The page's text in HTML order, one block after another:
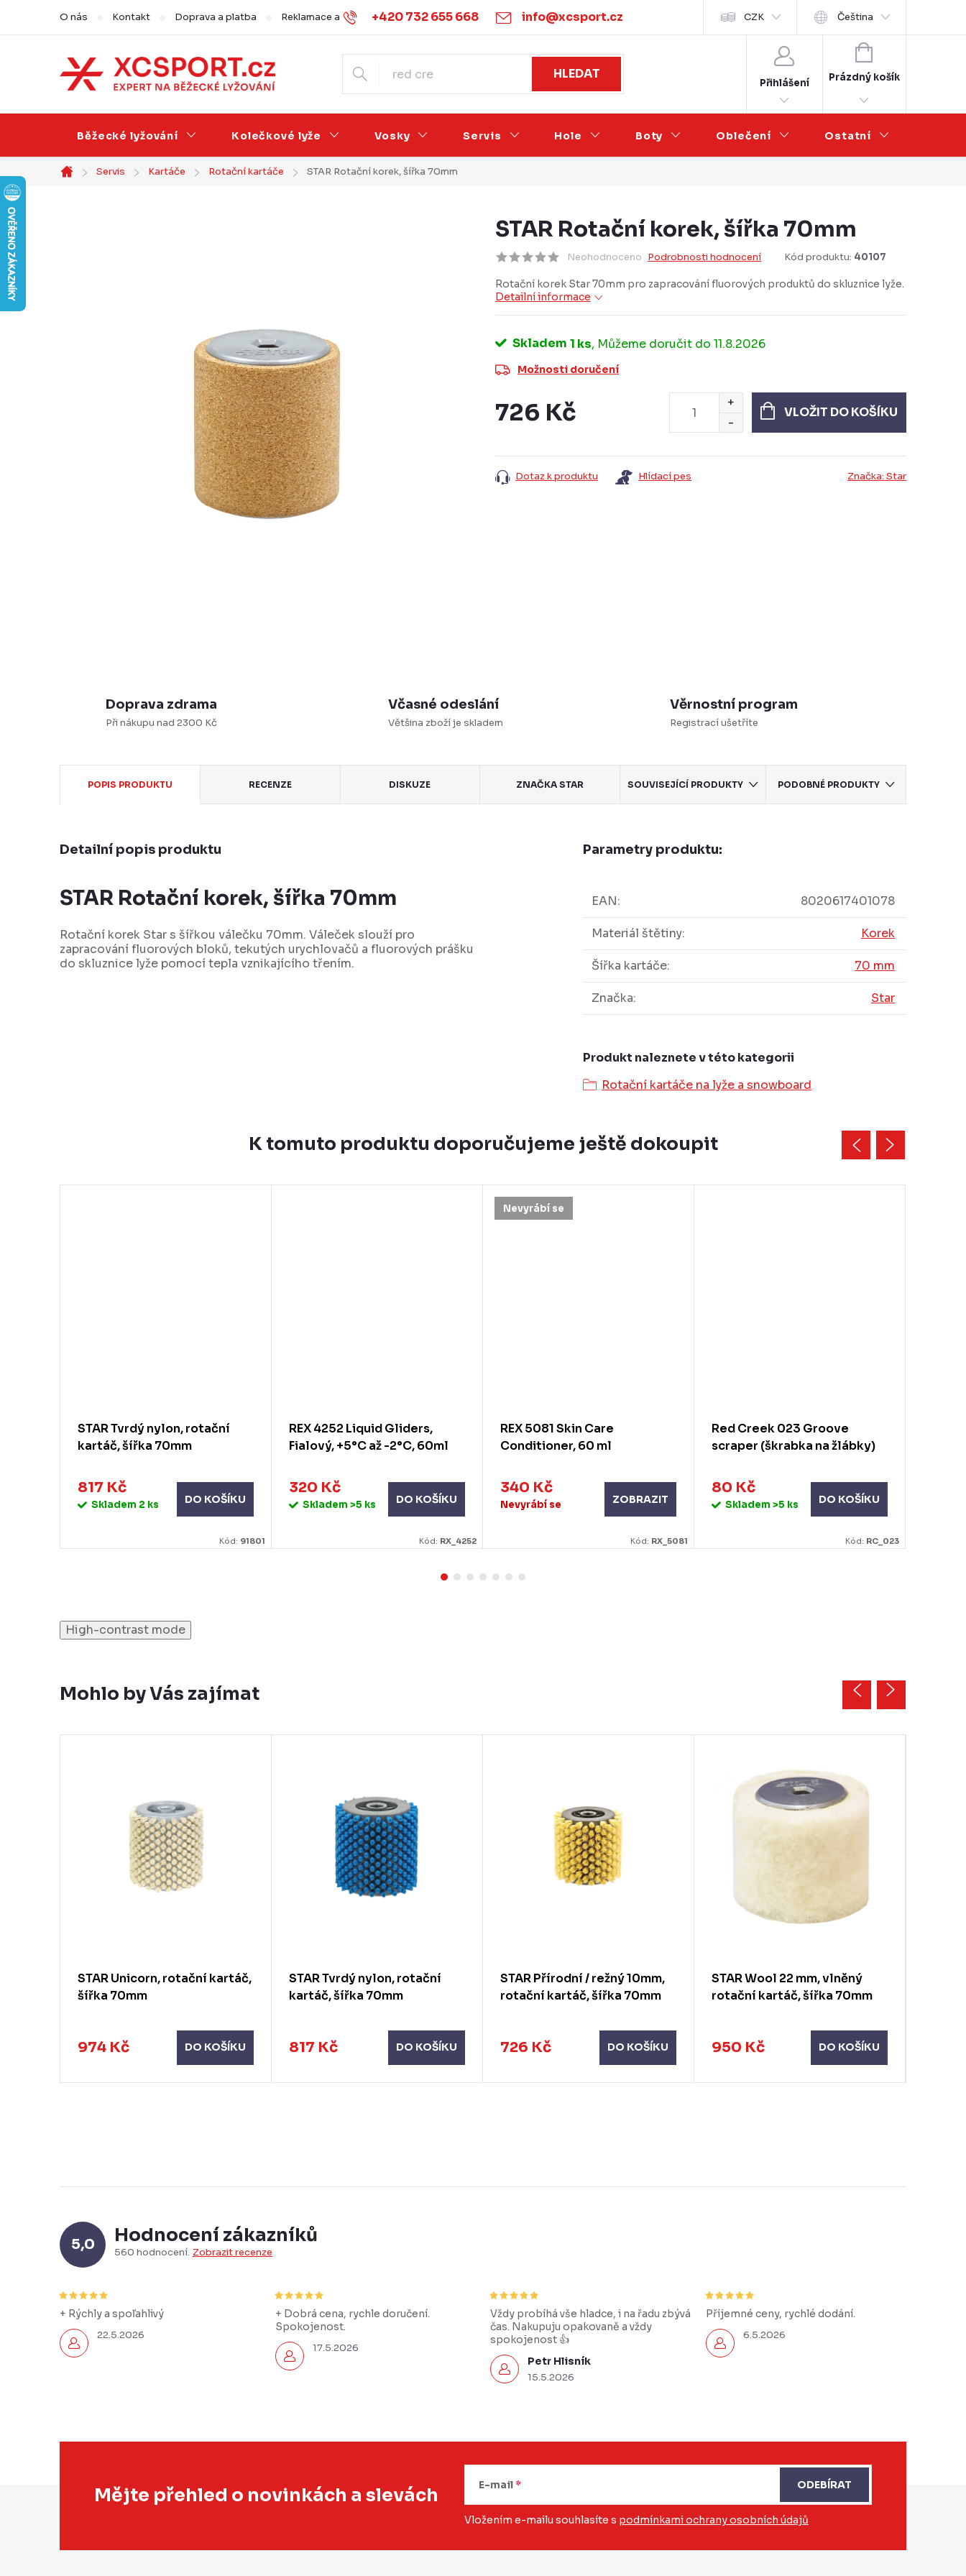
obsah
+420 732 655 668 info@xcsport.cz
O nás Kontakt Doprava a platba Reklamace a vrácení Obchodní podmínky Ochrana osobních údajů Velkoobchod CZK Čeština
HLEDAT
Přihlášení
NÁKUPNÍ
KOŠÍK
Prázdný košík
Běžecké lyžování Kolečkové lyže Vosky Servis Hole Boty Oblečení Ostatní
Domů
Servis Kartáče Rotační kartáče STAR Rotační korek, šířka 70mm
STAR Rotační korek, šířka 70mm
Neohodnoceno Podrobnosti hodnocení Kód produktu: 40107
Rotační korek Star 70mm pro zapracování fluorových produktů do skluznice lyže.
Detailní informace
Skladem 1 ks 11.8.2026
Možnosti doručení
726 Kč VLOŽIT DO KOŠÍKU
Dotaz k produktu Hlídací pes Značka: Star
Doprava zdrama
Při nákupu nad 2300 Kč
Včasné odeslání
Většina zboží je skladem
Věrnostní program
Registrací ušetříte
POPIS PRODUKTU RECENZE DISKUZE ZNAČKA STAR SOUVISEJÍCÍ PRODUKTY PODOBNÉ PRODUKTY
Detailní popis produktu
STAR Rotační korek, šířka 70mm
Rotační korek Star s šířkou válečku 70mm. Váleček slouží pro
zapracování fluorových bloků, tekutých urychlovačů a fluorových prášku
do skluznice lyže pomocí tepla vznikajícího třením.
Parametry produktu:
EAN: 8020617401078
Materiál štětiny: Korek
Šířka kartáče: 70 mm
Značka: Star
Produkt naleznete v této kategorii
Rotační kartáče na lyže a snowboard
K tomuto produktu doporučujeme ještě dokoupit
STAR Tvrdý nylon, rotační
kartáč, šířka 70mm
817 Kč
Skladem 2 ks DO KOŠÍKU
Kód: 91801
REX 4252 Liquid Gliders,
Fialový, +5°C až -2°C, 60ml
320 Kč
Skladem >5 ks DO KOŠÍKU
Kód: RX_4252
Nevyrábí se
REX 5081 Skin Care
Conditioner, 60 ml
340 Kč
Nevyrábí se ZOBRAZIT
Kód: RX_5081
Red Creek 023 Groove
scraper (škrabka na žlábky)
80 Kč
Skladem >5 ks DO KOŠÍKU
Kód: RC_023
High-contrast mode
Mohlo by Vás zajímat
STAR Unicorn, rotační kartáč,
šířka 70mm
974 Kč DO KOŠÍKU
STAR Tvrdý nylon, rotační
kartáč, šířka 70mm
817 Kč DO KOŠÍKU
STAR Přírodní / režný 10mm,
rotační kartáč, šířka 70mm
726 Kč DO KOŠÍKU
STAR Wool 22 mm, vlněný
rotační kartáč, šířka 70mm
950 Kč DO KOŠÍKU
5,0 Hodnocení zákazníků
560 hodnocení Zobrazit recenze
22.5.2026
+ Rýchly a spoľahlivý
17.5.2026
+ Dobrá cena, rychle doručení.
Spokojenost.
Petr Hlisník
15.5.2026
Vždy probíhá vše hladce, i na řadu zbývá
čas. Nakupuju opakovaně a vždy
spokojenost 👍
6.5.2026
Příjemné ceny, rychlé dodání.
Mějte přehled o novinkách a slevách E-mail
Vložením e-mailu souhlasíte s podmínkami ochrany osobních údajů
ODEBÍRAT